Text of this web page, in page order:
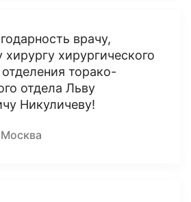
врачу,
хирургического
торако-
отдела Льву
Никуличеву!